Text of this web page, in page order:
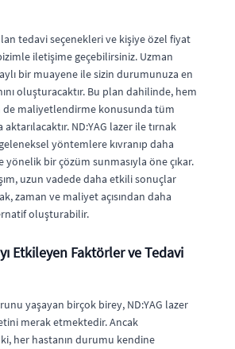
tedavi seçenekleri ve kişiye özel fiyat
iletişime geçebilirsiniz. Uzman
bir muayene ile sizin durumunuza en
oluşturacaktır. Bu plan dahilinde, hem
de maliyetlendirme konusunda tüm
aktarılacaktır. ND:YAG lazer ile tırnak
yöntemlere kıvranıp daha
yönelik bir çözüm sunmasıyla öne çıkar.
uzun vadede daha etkili sonuçlar
zaman ve maliyet açısından daha
oluşturabilir.
Etkileyen Faktörler ve Tedavi
yaşayan birçok birey, ND:YAG lazer
merak etmektedir. Ancak
her hastanın durumu kendine